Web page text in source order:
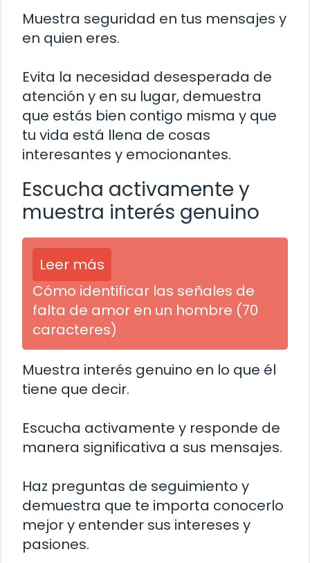
Muestra seguridad en tus mensajes y
en quien eres.
Evita la necesidad desesperada de
atención y en su lugar, demuestra
que estás bien contigo misma y que
tu vida está llena de cosas
interesantes y emocionantes.
Escucha activamente y
muestra interés genuino
Leer más
Cómo identificar las señales de
falta de amor en un hombre (70
caracteres)
Muestra interés genuino en lo que él
tiene que decir.
Escucha activamente y responde de
manera significativa a sus mensajes.
Haz preguntas de seguimiento y
demuestra que te importa conocerlo
mejor y entender sus intereses y
pasiones.